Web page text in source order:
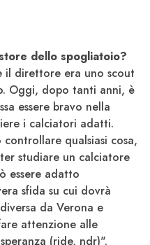
dello spogliatoio?
il direttore era uno scout
Oggi, dopo tanti anni, è
essere bravo nella
i calciatori adatti.
qualsiasi cosa,
studiare un calciatore
essere adatto
sfida su cui dovrà
da Verona e
attenzione alle
(ride, ndr)".